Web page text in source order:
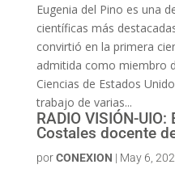
Eugenia del Pino es una
científicas más
convirtió en la primera
admitida como miembro
Ciencias de Estados
trabajo de varias...
RADIO VISIÓN-
Costales docente
porCONEXION | May 6,